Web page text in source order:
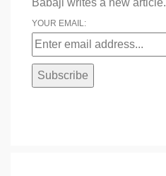
Babaji writes a new article.
YOUR EMAIL: